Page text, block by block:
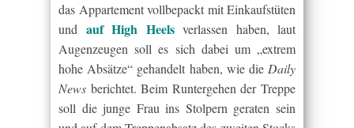
das Appartement vollbepackt mit Einkaufstüten
und auf High Heels verlassen haben, laut
Augenzeugen soll es sich dabei um „extrem
hohe Absätze“ gehandelt haben, wie die Daily
News berichtet. Beim Runtergehen der Treppe
soll die junge Frau ins Stolpern geraten sein